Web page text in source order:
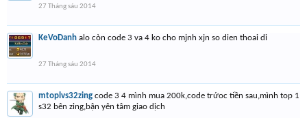
27 Tháng sáu 2014
KeVoDanh alo còn code 3 va 4 ko cho mjnh xjn so dien thoai di
27 Tháng sáu 2014
mtoplvs32zing code 3 4 mình mua 200k,code trứoc tiền sau,mình top 1
s32 bên zing,bận yên tâm giao dịch